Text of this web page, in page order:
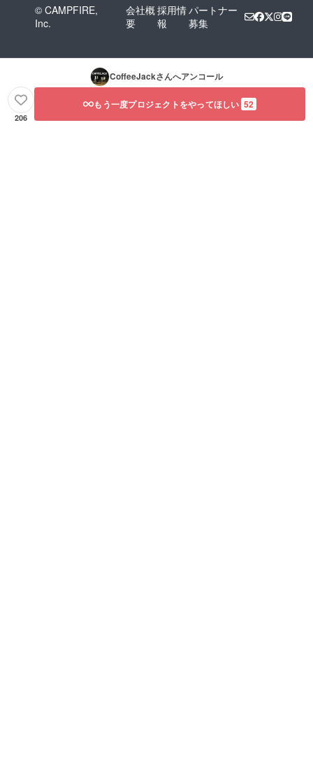
COFFEEJACKチーム
© CAMPFIRE,
Inc.
会社概
要
採用情
報
パートナー
募集
CoffeeJackさんへアンコール
206
もう一度プロジェクトをやってほしい 52